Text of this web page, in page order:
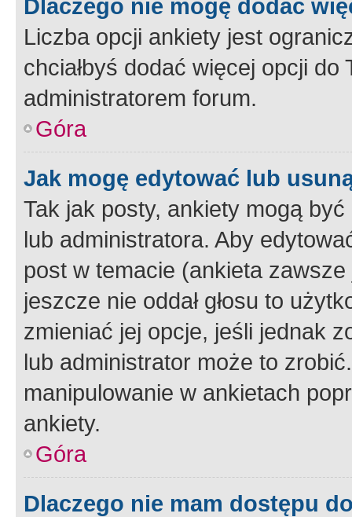
Dlaczego nie mogę dodać
Liczba opcji ankiety jest
chciałbyś dodać więcej opcji
administratorem forum.
Góra
Jak mogę edytować lub
Tak jak posty, ankiety mogą
lub administratora. Aby
post w temacie (ankieta
jeszcze nie oddał głosu to
zmieniać jej opcje, jeśli jednak
lub administrator może to
manipulowanie w ankietach
ankiety.
Góra
Dlaczego nie mam dostępu